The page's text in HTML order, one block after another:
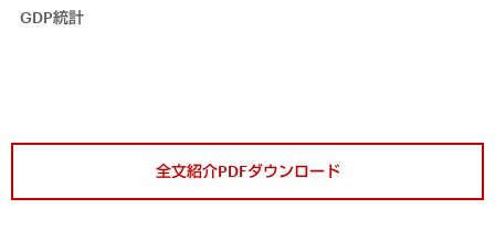
GDP統計
全文紹介PDFダウンロード